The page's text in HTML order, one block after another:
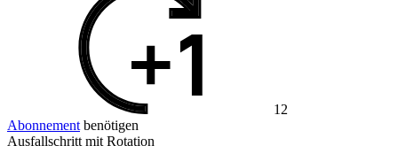
12
Abonnement benötigen
Ausfallschritt mit Rotation